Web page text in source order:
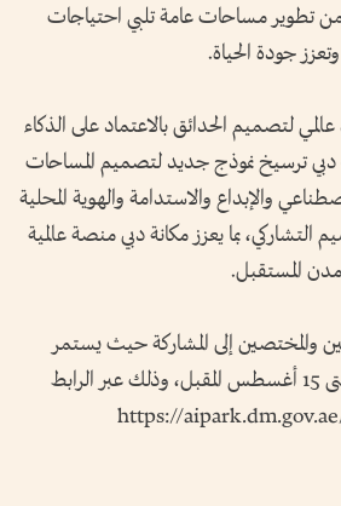
تطوير مساحات عامة تلبي احتياجات
جودة الحياة.
لتصميم الحدائق بالاعتماد على الذكاء
ترسيخ نموذج جديد لتصميم المساحات
والإبداع والاستدامة والهوية المحلية
التشاركي، بما يعزز مكانة دبي منصة عالمية
المستقبل.
والمختصين إلى المشاركة حيث يستمر
استقبال طلبات التقديم حتى 15 أغسطس المقبل، وذلك عبر الرابط